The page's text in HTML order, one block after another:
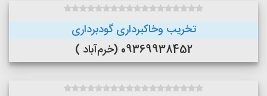
تخریب وخاکبرداری گودبرداری
09369938452 (خرم‌آباد )